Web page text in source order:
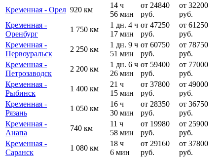
Кременная - Орел 920 км
14 ч
56 мин
от 24840
руб.
от 32200
руб.
Кременная -
Оренбург
1 750 км
1 дн. 4 ч
17 мин
от 47250
руб.
от 61250
руб.
Кременная -
Первоуральск
2 250 км
1 дн. 9 ч
51 мин
от 60750
руб.
от 78750
руб.
Кременная -
Петрозаводск
2 200 км
1 дн. 6 ч
26 мин
от 59400
руб.
от 77000
руб.
Кременная -
Рыбинск
1 400 км
21 ч
15 мин
от 37800
руб.
от 49000
руб.
Кременная -
Рязань
1 050 км
16 ч
30 мин
от 28350
руб.
от 36750
руб.
Кременная -
Анапа
740 км
11 ч
58 мин
от 19980
руб.
от 25900
руб.
Кременная -
Саранск
1 080 км
18 ч
6 мин
от 29160
руб.
от 37800
руб.